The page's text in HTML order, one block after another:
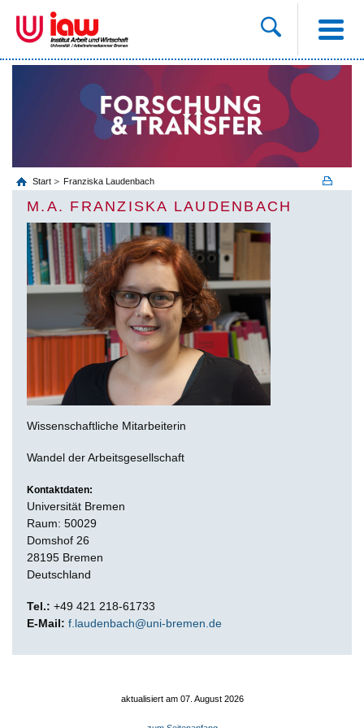
Start Franziska Laudenbach
M.A. FRANZISKA LAUDENBACH
Wissenschaftliche Mitarbeiterin
Wandel der Arbeitsgesellschaft
Kontaktdaten:
Universität Bremen
Raum: 50029
Domshof 26
28195 Bremen
Deutschland
Tel.: +49 421 218-61733
E-Mail: f.laudenbach@uni-bremen.de
aktualisiert am 07. August 2026